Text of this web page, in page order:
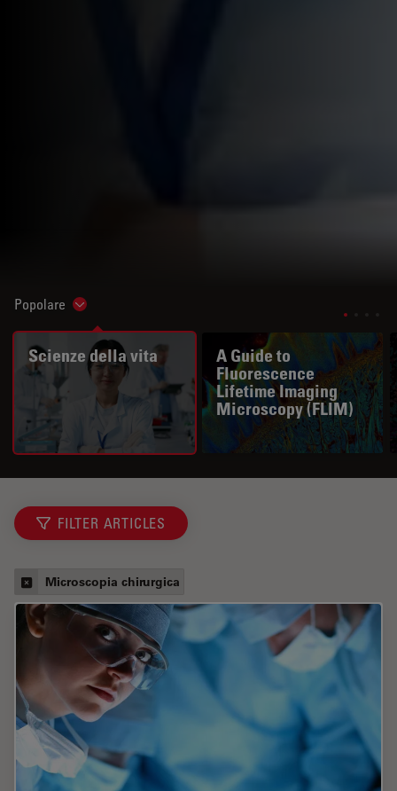
Popolare Show subnavigation
Scienze della vita
A Guide to
Fluorescence
Lifetime Imaging
Microscopy (FLIM)
FILTER ARTICLES
Microscopia chirurgica